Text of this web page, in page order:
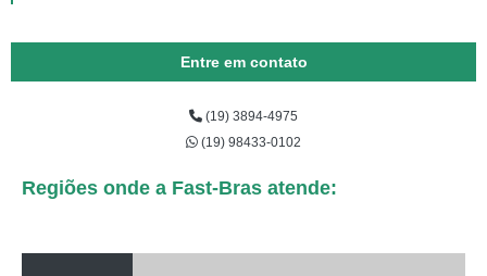
Entre em contato
(19) 3894-4975
(19) 98433-0102
Regiões onde a Fast-Bras atende: